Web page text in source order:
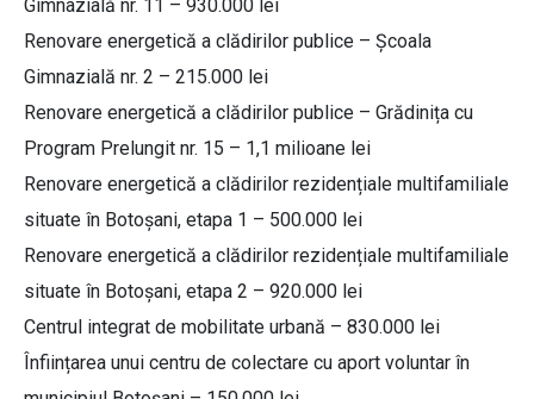
Gimnazială nr. 11 – 930.000 lei
Renovare energetică a clădirilor publice – Școala
Gimnazială nr. 2 – 215.000 lei
Renovare energetică a clădirilor publice – Grădinița cu
Program Prelungit nr. 15 – 1,1 milioane lei
Renovare energetică a clădirilor rezidențiale multifamiliale
situate în Botoșani, etapa 1 – 500.000 lei
Renovare energetică a clădirilor rezidențiale multifamiliale
situate în Botoșani, etapa 2 – 920.000 lei
Centrul integrat de mobilitate urbană – 830.000 lei
Înființarea unui centru de colectare cu aport voluntar în